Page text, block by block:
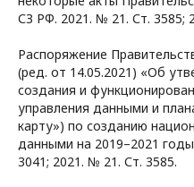
СЗ РФ. 2021. № 21. Ст. 3585;
Распоряжение
(ред. от 14.05.2021) «Об
создания и
управления данными и
карту») по созданию
данными на 2019–2021
3041; 2021. № 21. Ст. 3585.